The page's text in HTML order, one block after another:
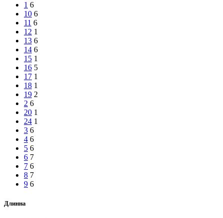
1 6
10 6
11 6
12 1
13 6
14 6
15 1
16 5
17 1
18 1
19 2
2 6
20 1
24 1
3 6
4 6
5 6
6 7
7 6
8 7
9 6
Длинна